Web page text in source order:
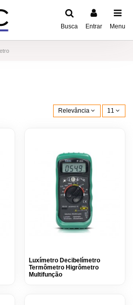
Busca Entrar Menu
Relevância 11
Luxímetro Decibelímetro
Termômetro Higrômetro
Multifunção